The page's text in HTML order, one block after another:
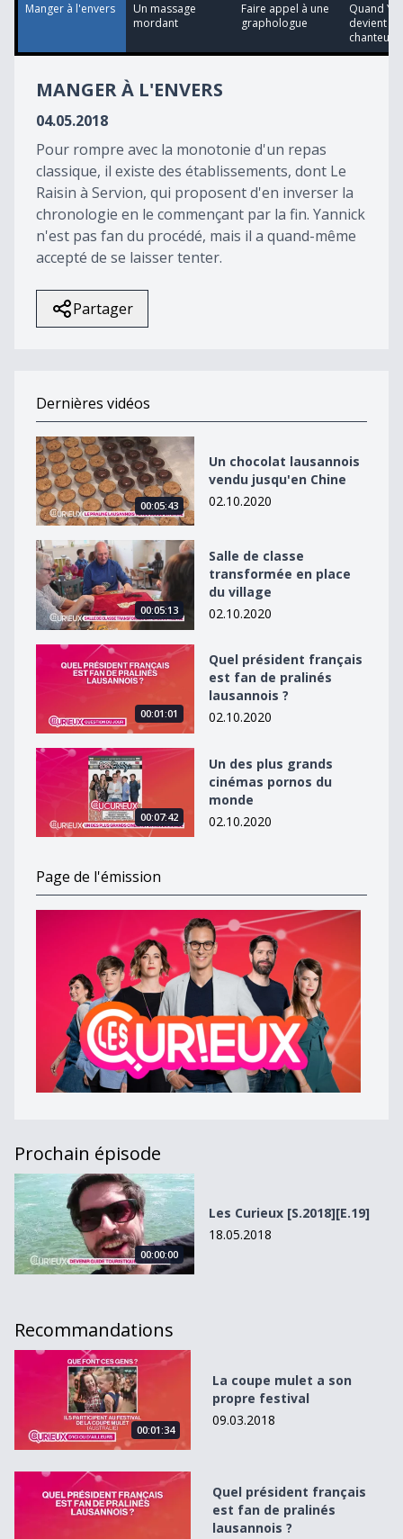
40Manger à l'envers
Un massage
mordant
Faire appel à une
graphologue
Quand
devient le
chanteur
MANGER À L'ENVERS
04.05.2018
Pour rompre avec la monotonie d'un repas
classique, il existe des établissements, dont Le
Raisin à Servion, qui proposent d'en inverser la
chronologie en le commençant par la fin. Yannick
n'est pas fan du procédé, mais il a quand-même
accepté de se laisser tenter.
Partager
Dernières vidéos
Un chocolat lausannois vendu jusqu&#039;en Chine
00:05:43
Un chocolat lausannois
vendu jusqu'en Chine
02.10.2020
Salle de classe transformée en place du village
00:05:13
Salle de classe
transformée en place
du village
02.10.2020
Quel président français est fan de pralinés lausannois
00:01:01
Quel président français
est fan de pralinés
lausannois ?
02.10.2020
Un des plus grands cinémas pornos du monde
00:07:42
Un des plus grands
cinémas pornos du
monde
02.10.2020
Page de l'émission
Prochain épisode
Les Curieux [S.2018][E.19]
00:00:00
Les Curieux [S.2018][E.19]
18.05.2018
Recommandations
La coupe mulet a son propre festival
00:01:34
La coupe mulet a son
propre festival
09.03.2018
Quel président français est fan de pralinés lausannois ?
Quel président français
est fan de pralinés
lausannois ?